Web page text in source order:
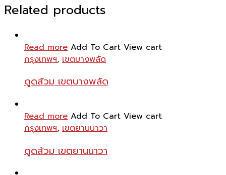
Related products
Read more Add To Cart View cart
กรุงเทพฯ, เขตบางพลัด
ดูดส้วม เขตบางพลัด
Read more Add To Cart View cart
กรุงเทพฯ, เขตยานนาวา
ดูดส้วม เขตยานนาวา